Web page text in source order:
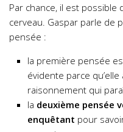
Par chance, il est
cerveau. Gaspar parle de
pensée :
la première pensée
évidente parce
raisonnement qui
la deuxième pensée
enquêtant pour